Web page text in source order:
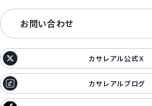
お問い合わせ
カサレアル公式Ｘ
カサレアルブログ